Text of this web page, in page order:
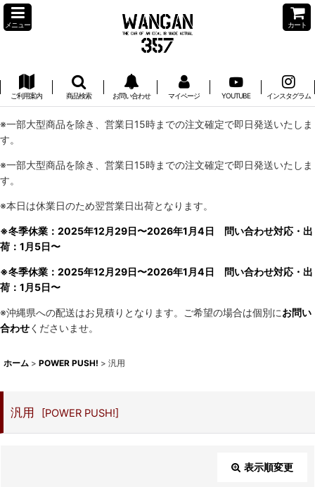
メニュー カート
ご利用案内 商品検索 お問い合わせ マイページ YOUTUBE インスタグラム
※一部大型商品を除き、営業日15時までの注文確定で即日発送いたしま
す。
※一部大型商品を除き、営業日15時までの注文確定で即日発送いたしま
す。
※本日は休業日のため翌営業日出荷となります。
※冬季休業：2025年12月29日〜2026年1月4日 問い合わせ対応・出
荷：1月5日〜
※冬季休業：2025年12月29日〜2026年1月4日 問い合わせ対応・出
荷：1月5日〜
※沖縄県への配送はお見積りとなります。ご希望の場合は個別にお問い
合わせくださいませ。
ホーム > POWER PUSH! > 汎用
汎用 [POWER PUSH!]
表示順変更